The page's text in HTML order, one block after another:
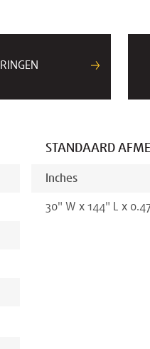
STANDAARD
Inches
30" W x 144" L x